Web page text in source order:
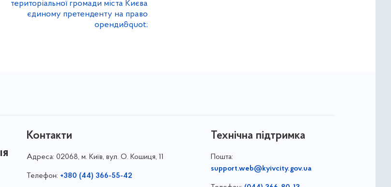
територіальної громади міста Києва
єдиному претенденту на право
оренди&quot;
Контакти
Адреса: 02068, м. Київ, вул. О. Кошиця, 11
Телефон: +380 (44) 366-55-42
Технічна підтримка
Пошта:
support.web@kyivcity.gov.ua